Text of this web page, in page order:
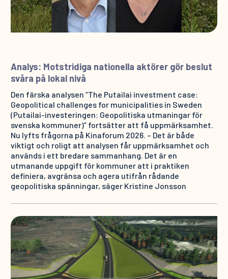
Analys: Motstridiga nationella aktörer gör beslut
svåra på lokal nivå
Den färska analysen ”The Putailai investment case:
Geopolitical challenges for municipalities in Sweden
(Putailai-investeringen: Geopolitiska utmaningar för
svenska kommuner)” fortsätter att få uppmärksamhet.
Nu lyfts frågorna på Kinaforum 2026. – Det är både
viktigt och roligt att analysen får uppmärksamhet och
används i ett bredare sammanhang. Det är en
utmanande uppgift för kommuner att i praktiken
definiera, avgränsa och agera utifrån rådande
geopolitiska spänningar, säger Kristine Jonsson